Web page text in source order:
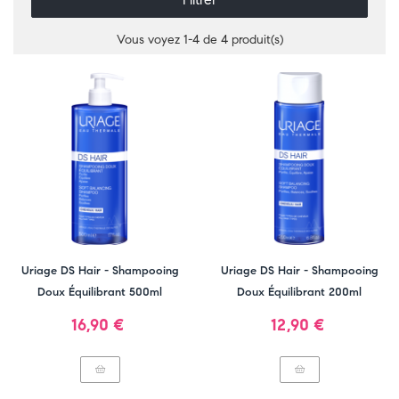
Vous voyez 1-4 de 4 produit(s)
Uriage DS Hair - Shampooing
Doux Équilibrant 500ml
Prix
16,90 €
Uriage DS Hair - Shampooing
Doux Équilibrant 200ml
Prix
12,90 €